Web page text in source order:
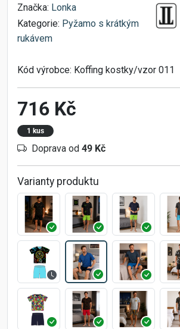
Značka: Lonka
Kategorie: Pyžamo s krátkým
rukávem
Kód výrobce: Koffing kostky/vzor 011
716 Kč
1 kus
Doprava od 49 Kč
Varianty produktu